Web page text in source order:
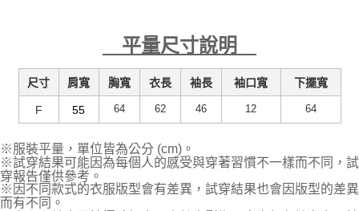
平量尺寸說明
尺寸 肩寬 胸寬 衣長 袖長 袖口寬 下擺寬
F 55 64 62 46 12 64
※服裝平量，單位皆為公分 (cm)。
※試穿結果可能因為每個人的感受與穿著習慣不一樣而不同，試
穿報告僅供參考。
※因不同款式的衣服版型會有差異，試穿結果也會因版型的差異
而有不同。